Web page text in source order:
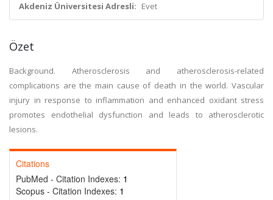
Akdeniz Üniversitesi Adresli: Evet
Özet
Background. Atherosclerosis and atherosclerosis-related
complications are the main cause of death in the world. Vascular
injury in response to inflammation and enhanced oxidant stress
promotes endothelial dysfunction and leads to atherosclerotic
lesions.
Citations
PubMed - Citation Indexes: 1
Scopus - Citation Indexes: 1